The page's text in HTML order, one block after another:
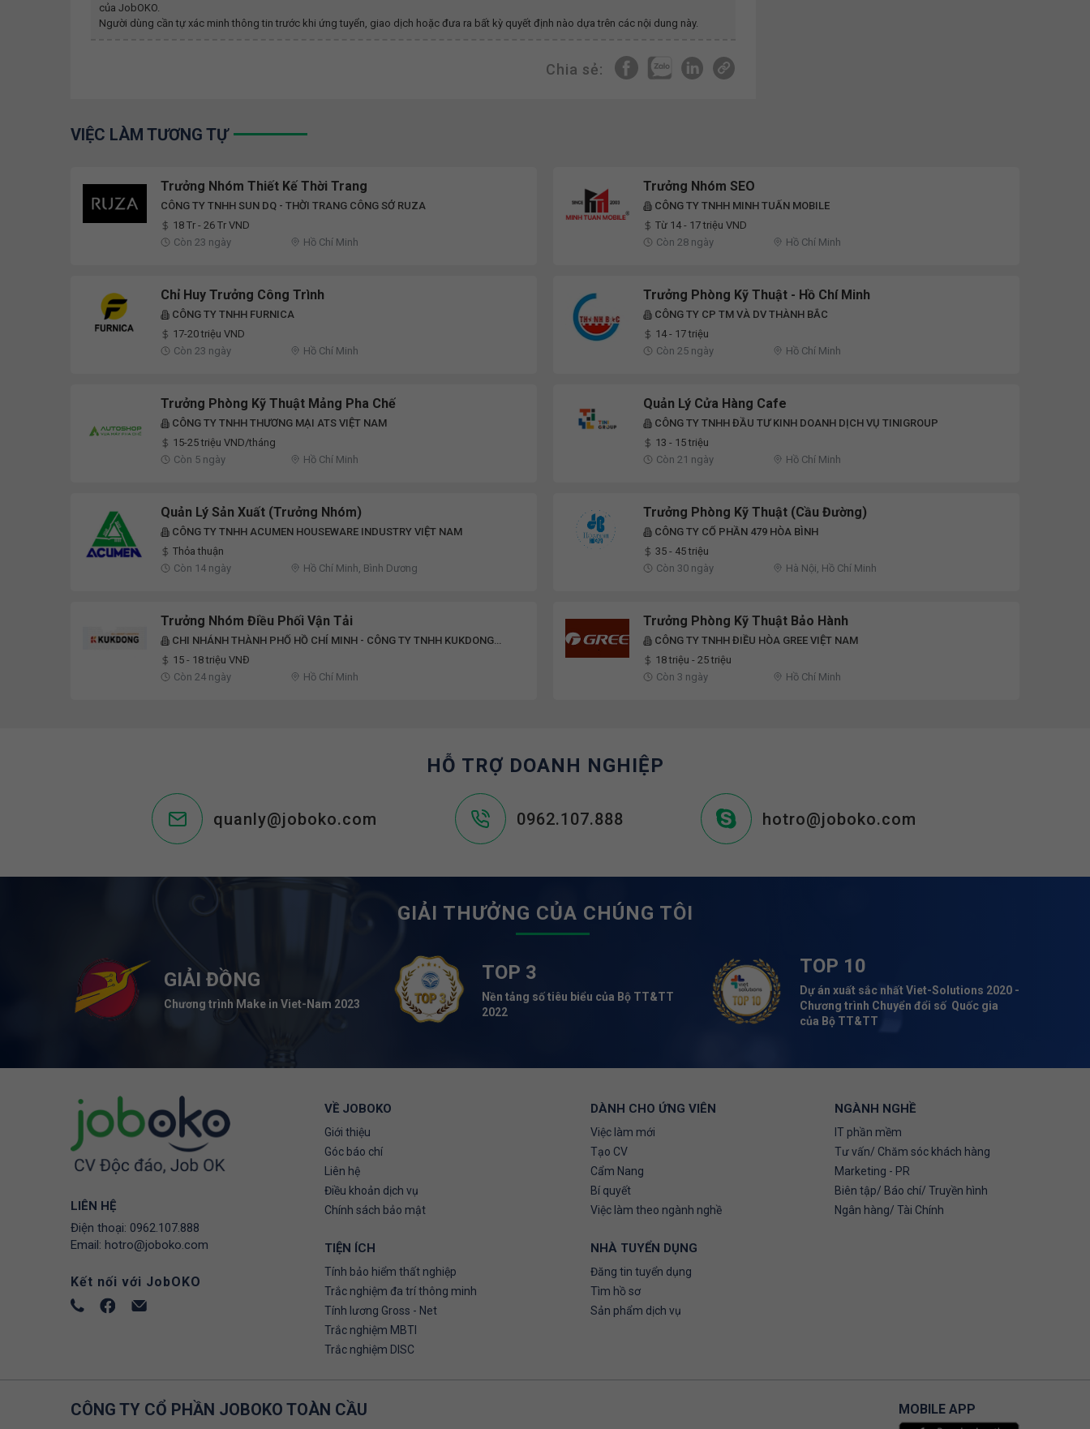
của JobOKO.
Người dùng cần tự xác minh thông tin trước khi ứng tuyển, giao dịch hoặc đưa ra bất kỳ quyết định nào dựa trên các nội dung này.
Chia sẻ:
VIỆC LÀM TƯƠNG TỰ
Trưởng Nhóm Thiết Kế Thời Trang
CÔNG TY TNHH SUN DQ - THỜI TRANG CÔNG SỞ RUZA
18 Tr - 26 Tr VND
Còn 23 ngày
Hồ Chí Minh
Trưởng Nhóm SEO
CÔNG TY TNHH MINH TUẤN MOBILE
Từ 14 - 17 triệu VND
Còn 28 ngày
Hồ Chí Minh
Chỉ Huy Trưởng Công Trình
CÔNG TY TNHH FURNICA
17-20 triệu VND
Còn 23 ngày
Hồ Chí Minh
Trưởng Phòng Kỹ Thuật - Hồ Chí Minh
CÔNG TY CP TM VÀ DV THÀNH BẮC
14 - 17 triệu
Còn 25 ngày
Hồ Chí Minh
Trưởng Phòng Kỹ Thuật Mảng Pha Chế
CÔNG TY TNHH THƯƠNG MẠI ATS VIỆT NAM
15-25 triệu VND/tháng
Còn 5 ngày
Hồ Chí Minh
Quản Lý Cửa Hàng Cafe
CÔNG TY TNHH ĐẦU TƯ KINH DOANH DỊCH VỤ TINIGROUP
13 - 15 triệu
Còn 21 ngày
Hồ Chí Minh
Quản Lý Sản Xuất (Trưởng Nhóm)
CÔNG TY TNHH ACUMEN HOUSEWARE INDUSTRY VIỆT NAM
Thỏa thuận
Còn 14 ngày
Hồ Chí Minh, Bình Dương
Trưởng Phòng Kỹ Thuật (Cầu Đường)
CÔNG TY CỔ PHẦN 479 HÒA BÌNH
35 - 45 triệu
Còn 30 ngày
Hà Nội, Hồ Chí Minh
Trưởng Nhóm Điều Phối Vận Tải
CHI NHÁNH THÀNH PHỐ HỒ CHÍ MINH - CÔNG TY TNHH KUKDONG
LOGISTICS
15 - 18 triệu VNĐ
Còn 24 ngày
Hồ Chí Minh
Trưởng Phòng Kỹ Thuật Bảo Hành
CÔNG TY TNHH ĐIỀU HÒA GREE VIỆT NAM
18 triệu - 25 triệu
Còn 3 ngày
Hồ Chí Minh
HỖ TRỢ DOANH NGHIỆP
quanly@joboko.com 0962.107.888 hotro@joboko.com
GIẢI THƯỞNG CỦA CHÚNG TÔI
GIẢI ĐỒNG
Chương trình Make in Viet-Nam 2023
TOP 3
Nền tảng số tiêu biểu của Bộ TT&TT
2022
TOP 10
Dự án xuất sắc nhất Viet-Solutions 2020 -
Chương trình Chuyển đổi số Quốc gia
của Bộ TT&TT
LIÊN HỆ
Điện thoại: 0962.107.888
Email: hotro@joboko.com
Kết nối với JobOKO
VỀ JOBOKO
Giới thiệu
Góc báo chí
Liên hệ
Điều khoản dịch vụ
Chính sách bảo mật
TIỆN ÍCH
Tính bảo hiểm thất nghiệp
Trắc nghiệm đa trí thông minh
Tính lương Gross - Net
Trắc nghiệm MBTI
Trắc nghiệm DISC
DÀNH CHO ỨNG VIÊN
Việc làm mới
Tạo CV
Cẩm Nang
Bí quyết
Việc làm theo ngành nghề
NHÀ TUYỂN DỤNG
Đăng tin tuyển dụng
Tìm hồ sơ
Sản phẩm dịch vụ
NGÀNH NGHỀ
IT phần mềm
Tư vấn/ Chăm sóc khách hàng
Marketing - PR
Biên tập/ Báo chí/ Truyền hình
Ngân hàng/ Tài Chính
CÔNG TY CỔ PHẦN JOBOKO TOÀN CẦU MOBILE APP